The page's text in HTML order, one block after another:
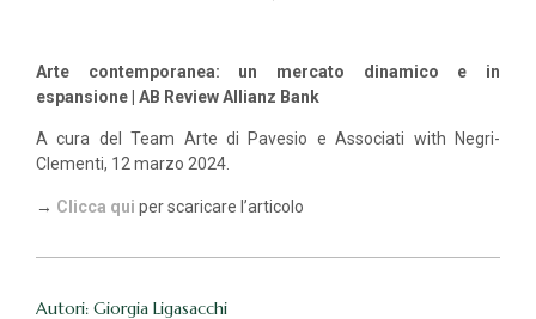
Arte contemporanea: un mercato dinamico e in
espansione | AB Review Allianz Bank
A cura del Team Arte di Pavesio e Associati with Negri-
Clementi, 12 marzo 2024.
→ Clicca qui per scaricare l’articolo
Autori: Giorgia Ligasacchi